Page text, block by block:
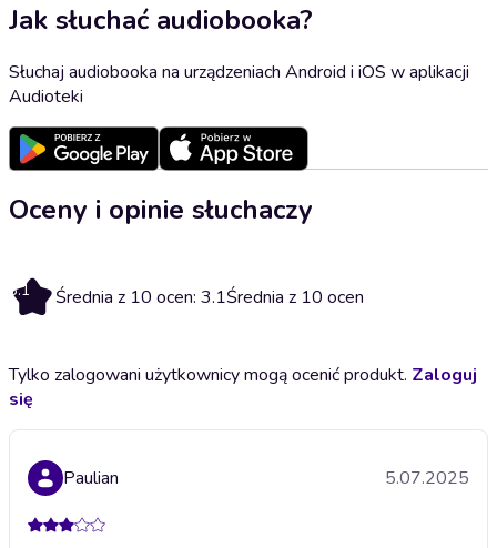
Jak słuchać audiobooka?
Słuchaj audiobooka na urządzeniach Android i iOS w aplikacji
Audioteki
Oceny i opinie słuchaczy
3.1 Średnia z 10 ocen: 3.1Średnia z 10 ocen
Tylko zalogowani użytkownicy mogą ocenić produkt. Zaloguj
się
Paulian 5.07.2025